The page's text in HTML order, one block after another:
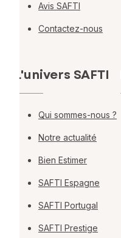
Avis SAFTI
Contactez-nous
L'univers SAFTI
Qui sommes-nous ?
Notre actualité
Bien Estimer
SAFTI Espagne
SAFTI Portugal
SAFTI Prestige